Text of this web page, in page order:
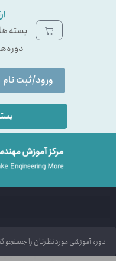
بسته ‌های
دوره‌های
ورود/ثبت نام